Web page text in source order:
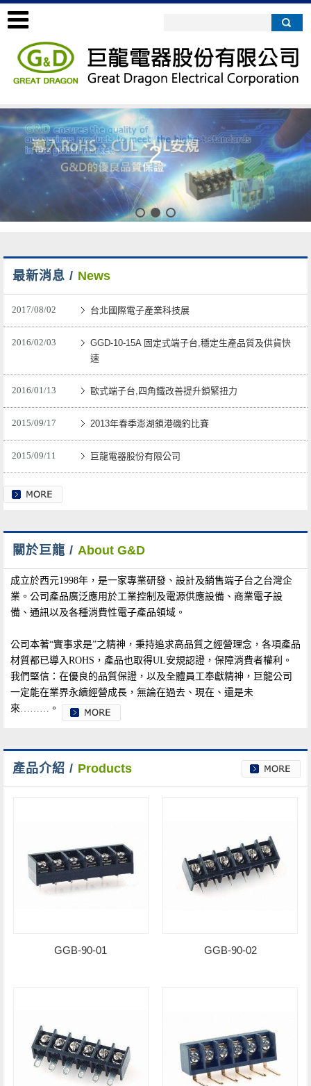
2
最新消息 / News
2017/08/02 台北國際電子產業科技展
2016/02/03
GGD-10-15A 固定式端子台,穩定生產品質及供貨快
速
2016/01/13 歐式端子台,四角鐵改善提升鎖緊扭力
2015/09/17 2013年春季澎湖鎖港磯釣比賽
2015/09/11 巨龍電器股份有限公司
關於巨龍 / About G&D
成立於西元1998年，是一家專業研發、設計及銷售端子台之台灣企
業。公司產品廣泛應用於工業控制及電源供應設備、商業電子設
備、通訊以及各種消費性電子產品領域。
公司本著“實事求是”之精神，秉持追求高品質之經營理念，各項產品
材質都已導入ROHS，產品也取得UL安規認證，保障消費者權利。
我們堅信：在優良的品質保證，以及全體員工奉獻精神，巨龍公司
一定能在業界永續經營成長，無論在過去、現在、還是未
來………。
產品介紹 / Products
GGB-90-01 GGB-90-02